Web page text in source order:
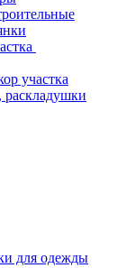
участка
для одежды